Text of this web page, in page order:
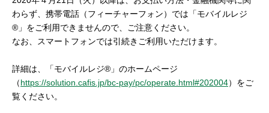
セキュリティ
困った時は
わらず、携帯電話（フィーチャーフォン）では「モバイルレジ
®」をご利用できませんので、ご注意ください。
なお、スマートフォンでは引続きご利用いただけます。
詳細は、「モバイルレジ®」のホームページ
（https://solution.cafis.jp/bc-pay/pc/operate.html#202004）をご
覧ください。